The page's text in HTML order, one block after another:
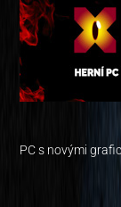
PC s novými